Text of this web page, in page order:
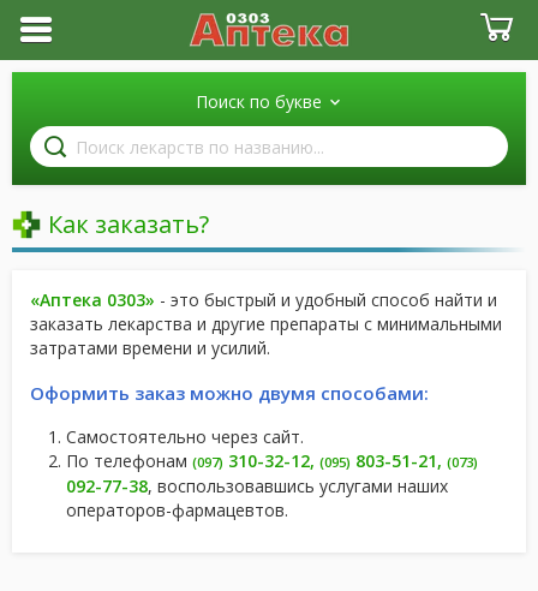
Поиск по букве
Поиск
лекарств
по
Как заказать?
«Аптека 0303» - это быстрый и удобный способ найти и
заказать лекарства и другие препараты с минимальными
затратами времени и усилий.
Оформить заказ можно двумя способами:
Самостоятельно через сайт.
По телефонам (097) 310-32-12, (095) 803-51-21, (073)
092-77-38, воспользовавшись услугами наших
операторов-фармацевтов.